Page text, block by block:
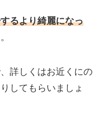
るより綺麗になっ
詳しくはお近くにの
してもらいましょ